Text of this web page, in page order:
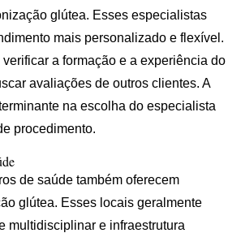
glútea. Esses especialistas
mais personalizado e flexível.
a formação e a experiência do
avaliações de outros clientes. A
na escolha do especialista
procedimento.
de saúde também oferecem
glútea. Esses locais geralmente
multidisciplinar e infraestrutura